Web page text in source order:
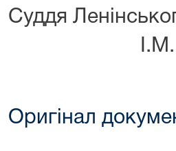
Суддя
І.М.
Оригінал